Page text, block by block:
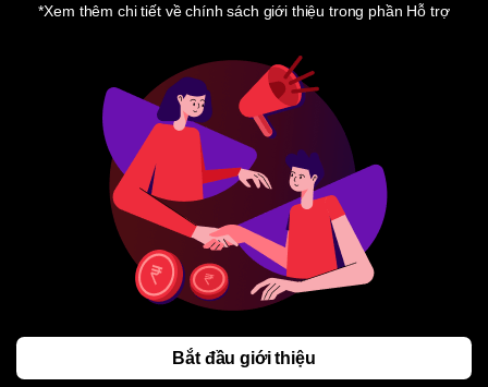
*Xem thêm chi tiết về chính sách giới thiệu trong phần Hỗ trợ
Bắt đầu giới thiệu